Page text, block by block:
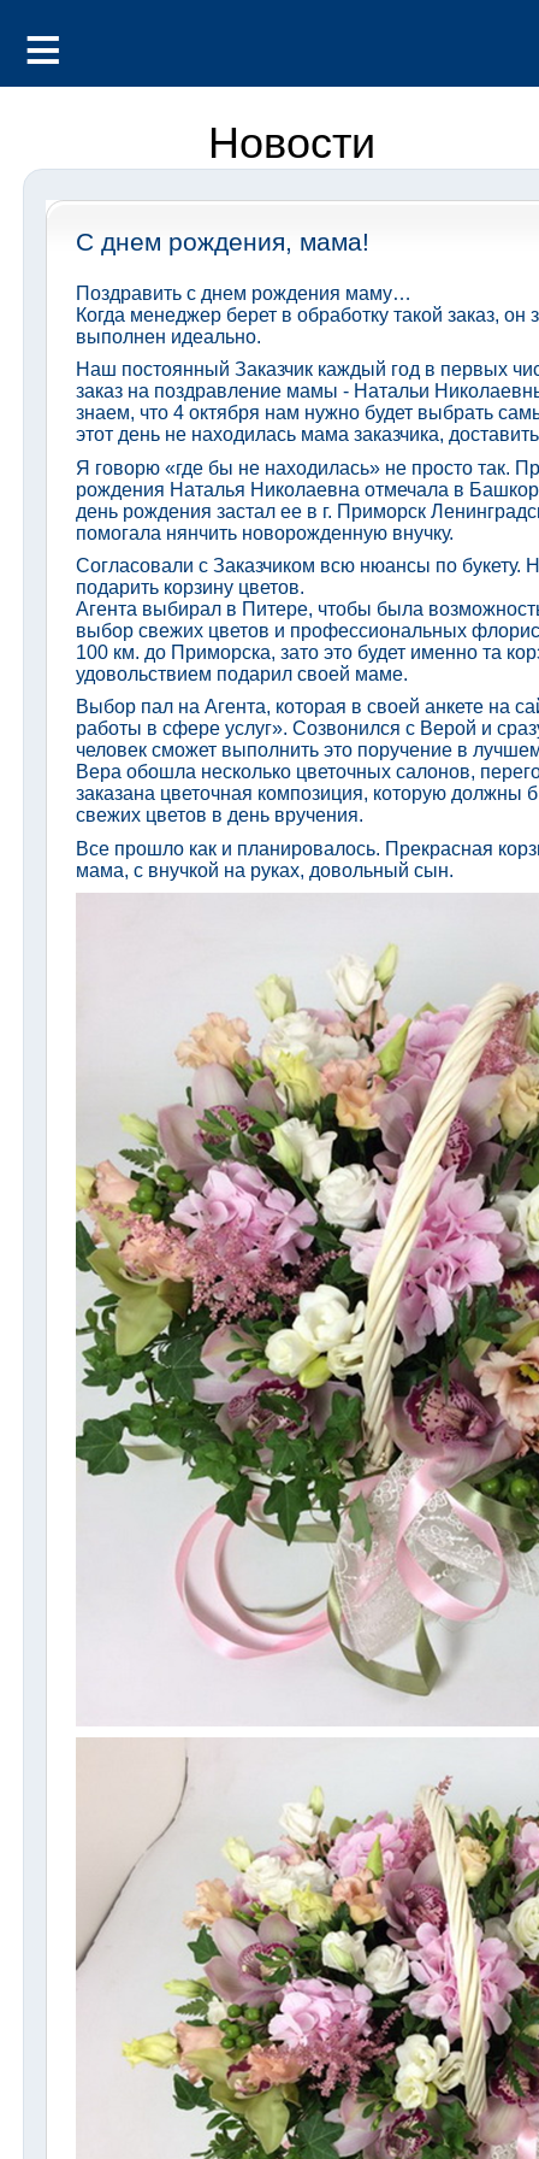
Новости
С днем рождения, мама!
Поздравить с днем рождения маму…
Когда менеджер берет в обработку такой заказ, он
выполнен идеально.
Наш постоянный Заказчик каждый год в первых
заказ на поздравление мамы - Натальи
знаем, что 4 октября нам нужно будет выбрать
этот день не находилась мама заказчика,
Я говорю «где бы не находилась» не просто так.
рождения Наталья Николаевна отмечала в
день рождения застал ее в г. Приморск
помогала нянчить новорожденную внучку.
Согласовали с Заказчиком всю нюансы по букету.
подарить корзину цветов.
Агента выбирал в Питере, чтобы была
выбор свежих цветов и профессиональных
100 км. до Приморска, зато это будет именно та
удовольствием подарил своей маме.
Выбор пал на Агента, которая в своей анкете на
работы в сфере услуг». Созвонился с Верой и
человек сможет выполнить это поручение в
Вера обошла несколько цветочных салонов,
заказана цветочная композиция, которую должны
свежих цветов в день вручения.
Все прошло как и планировалось. Прекрасная
мама, с внучкой на руках, довольный сын.